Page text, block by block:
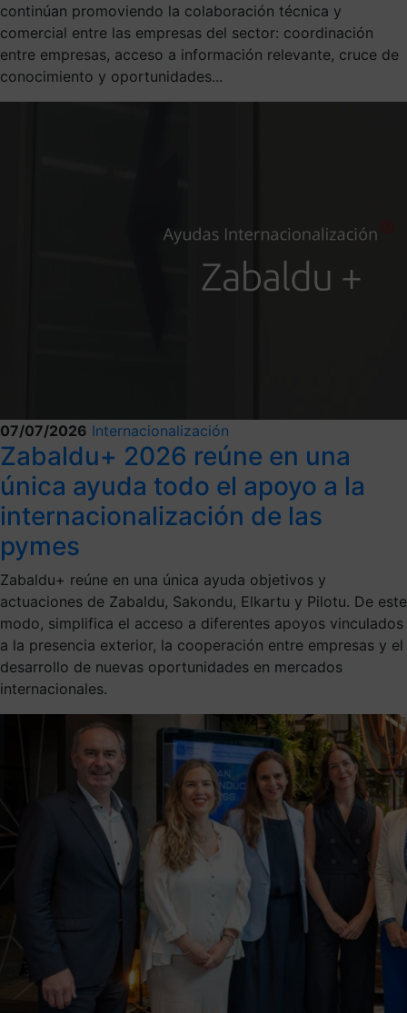
continúan promoviendo la colaboración técnica y
comercial entre las empresas del sector: coordinación
entre empresas, acceso a información relevante, cruce de
conocimiento y oportunidades...
07/07/2026 Internacionalización
Zabaldu+ 2026 reúne en una
única ayuda todo el apoyo a la
internacionalización de las
pymes
Zabaldu+ reúne en una única ayuda objetivos y
actuaciones de Zabaldu, Sakondu, Elkartu y Pilotu. De este
modo, simplifica el acceso a diferentes apoyos vinculados
a la presencia exterior, la cooperación entre empresas y el
desarrollo de nuevas oportunidades en mercados
internacionales.